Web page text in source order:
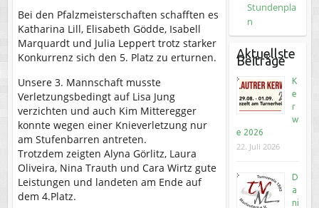
Bei den Pfalzmeisterschaften schafften es
Katharina Lill, Elisabeth Gödde, Isabell
Marquardt und Julia Leppert trotz starker
Konkurrenz sich den 5. Platz zu erturnen.
Unsere 3. Mannschaft musste
Verletzungsbedingt auf Lisa Jung
verzichten und auch Kim Mitteregger
konnte wegen einer Knieverletzung nur
am Stufenbarren antreten.
Trotzdem zeigten Alyna Görlitz, Laura
Oliveira, Nina Trauth und Cara Wirtz gute
Leistungen und landeten am Ende auf
dem 4.Platz.
Stundenpla
n
Aktuellste
Beiträge
K
e
r
w
e 2026
22. Juli 2026
D
a
ni